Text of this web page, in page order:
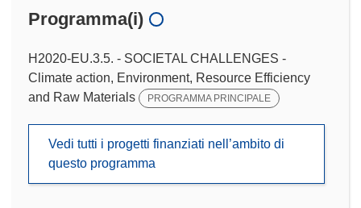
Programma(i)
H2020-EU.3.5. - SOCIETAL CHALLENGES -
Climate action, Environment, Resource Efficiency
and Raw Materials
PROGRAMMA PRINCIPALE
Vedi tutti i progetti finanziati nell’ambito di
questo programma